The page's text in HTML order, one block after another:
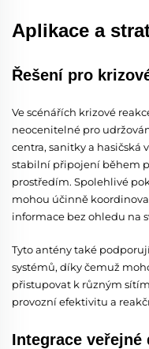
Aplikace a
Řešení pro
Ve scénářích krizové
neocenitelné pro
centra, sanitky a hasičská
stabilní připojení během
prostředím. Spolehlivé
mohou účinně
informace bez ohledu na
Tyto antény také
systémů, díky čemuž
přistupovat k různým
provozní efektivitu a
Integrace veřejné